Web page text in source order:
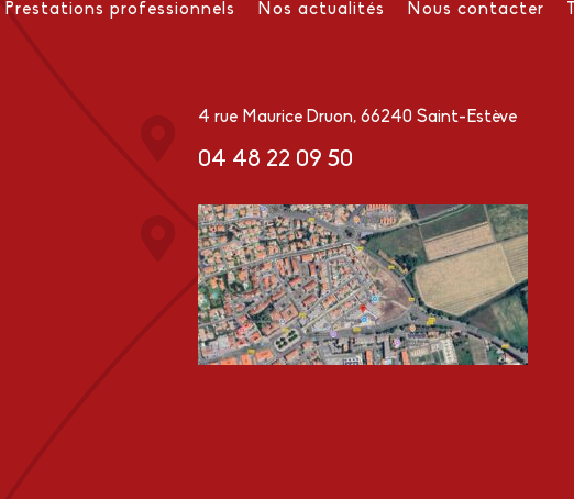
Prestations professionnels Nos actualités Nous contacter
4 rue Maurice Druon, 66240 Saint-Estève
04 48 22 09 50